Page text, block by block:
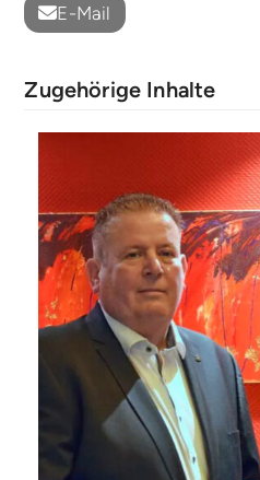
E-Mail
Zugehörige Inhalte